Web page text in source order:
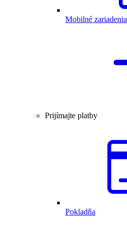
Mobilné zariadenia
Prijímajte platby
Pokladňa